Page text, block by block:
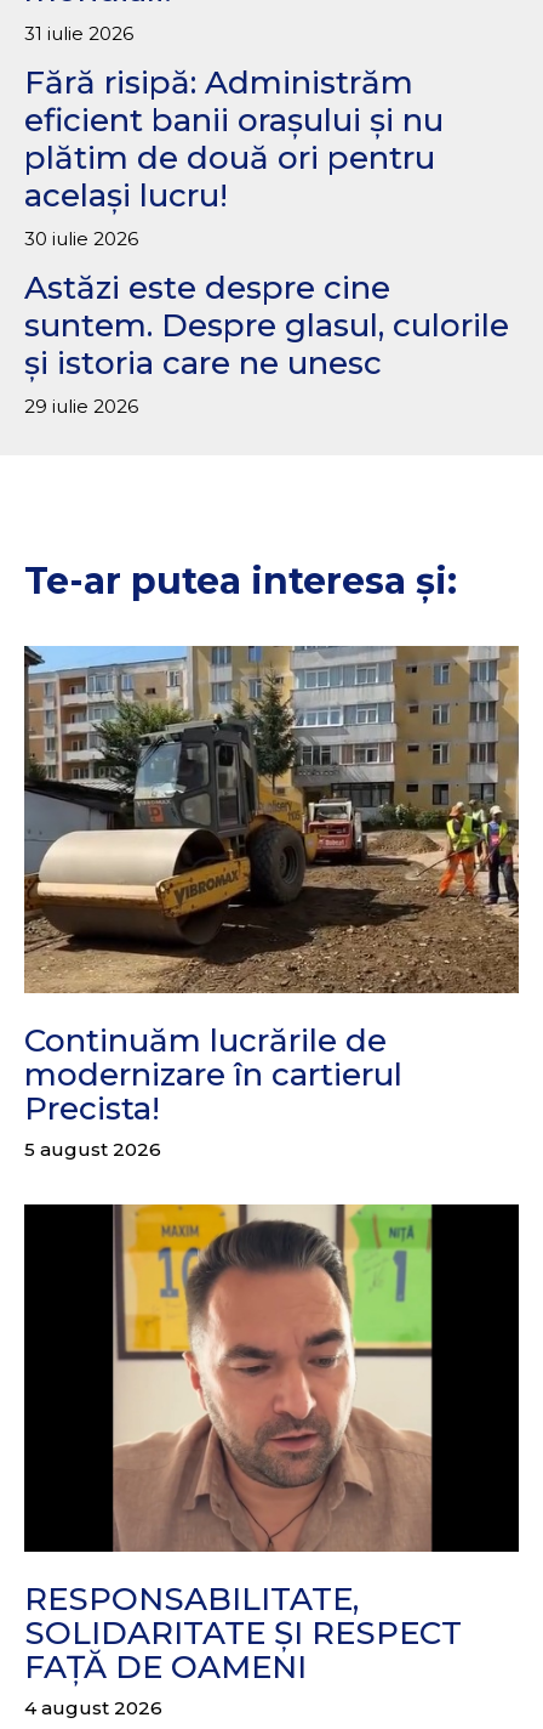
31 iulie 2026
Fără risipă: Administrăm
eficient banii orașului și nu
plătim de două ori pentru
același lucru!
30 iulie 2026
Astăzi este despre cine
suntem. Despre glasul, culorile
și istoria care ne unesc
29 iulie 2026
Te-ar putea interesa și:
Continuăm lucrările de
modernizare în cartierul
Precista!
5 august 2026
RESPONSABILITATE,
SOLIDARITATE ȘI RESPECT
FAȚĂ DE OAMENI
4 august 2026